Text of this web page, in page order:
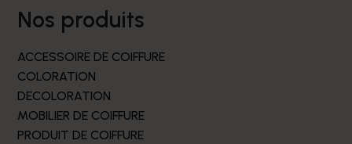
nos produits
ACCESSOIRE DE COIFFURE
COLORATION
DECOLORATION
MOBILIER DE COIFFURE
PRODUIT DE COIFFURE